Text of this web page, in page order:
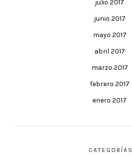
julio 2017
junio 2017
mayo 2017
abril 2017
marzo 2017
febrero 2017
enero 2017
CATEGORÍAS